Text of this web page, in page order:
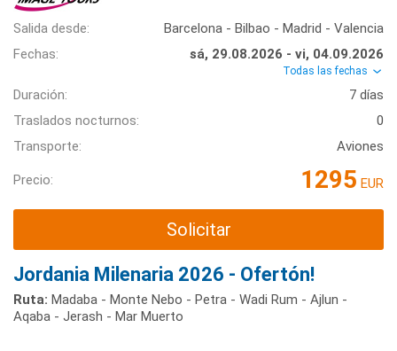
Salida desde:
Barcelona - Bilbao - Madrid - Valencia
Fechas:
sá, 29.08.2026 - vi, 04.09.2026
Todas las fechas
Duración:
7 días
Traslados nocturnos:
0
Transporte:
Aviones
Precio: 1295 EUR
Solicitar
Jordania Milenaria 2026 - Ofertón!
Ruta: Madaba - Monte Nebo - Petra - Wadi Rum - Ajlun -
Aqaba - Jerash - Mar Muerto